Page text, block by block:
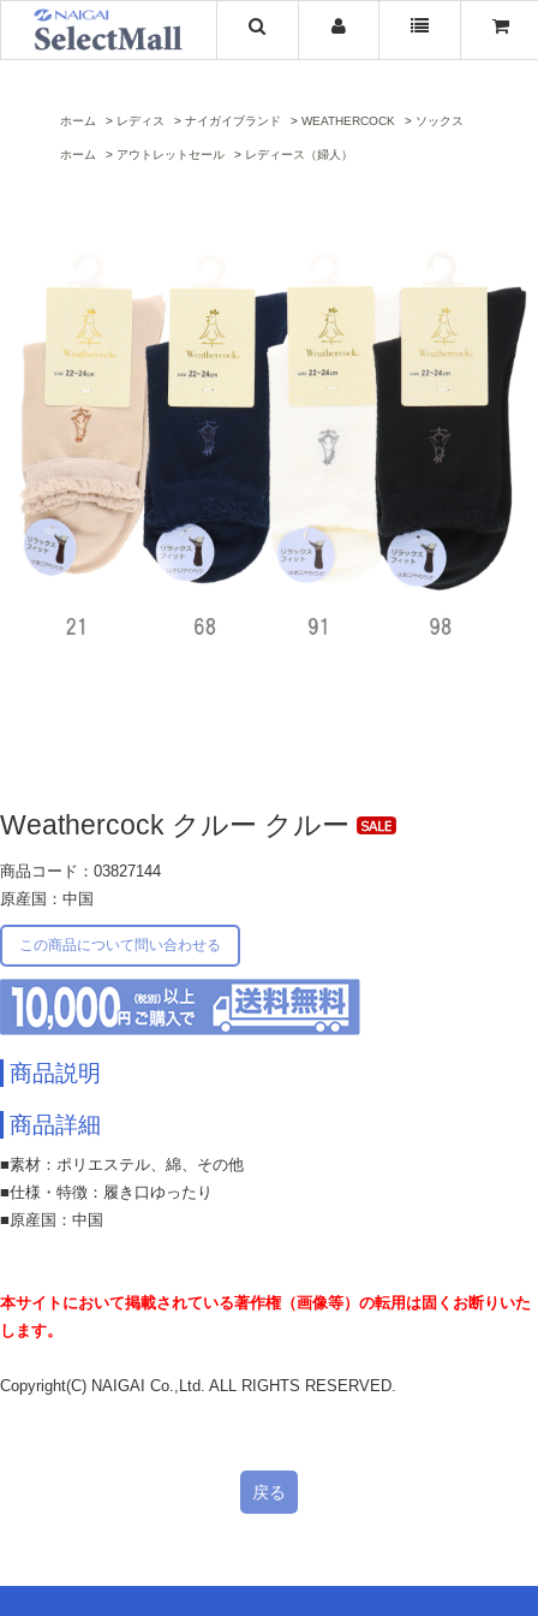
ホーム レディス ナイガイブランド WEATHERCOCK ソックス
ホーム アウトレットセール レディース（婦人）
Weathercock クルー クルー
商品コード：03827144
原産国：中国
この商品について問い合わせる
商品説明
商品詳細
■素材：ポリエステル、綿、その他
■仕様・特徴：履き口ゆったり
■原産国：中国
本サイトにおいて掲載されている著作権（画像等）の転用は固くお断りいた
します。
Copyright(C) NAIGAI Co.,Ltd. ALL RIGHTS RESERVED.
戻る